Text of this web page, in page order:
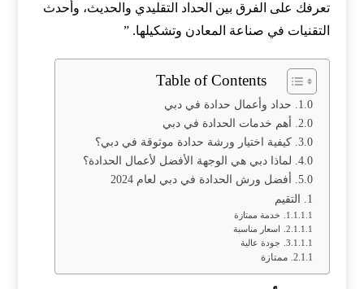
تعرفك على الفرق بين الحداد التقليدي والحديث، وأحدث
التقنيات في صناعة المعادن وتشكيلها. ”
Table of Contents
حداد وأعمال حدادة في دبي
أهم خدمات الحدادة في دبي
كيفية اختيار ورشة حدادة موثوقة في دبي؟
لماذا دبي هي الوجهة الأفضل لأعمال الحدادة؟
أفضل ورش الحدادة في دبي لعام 2024
التقيم
خدمة ممتازة
اسعار مناسبة
جودة عالية
ممتازة